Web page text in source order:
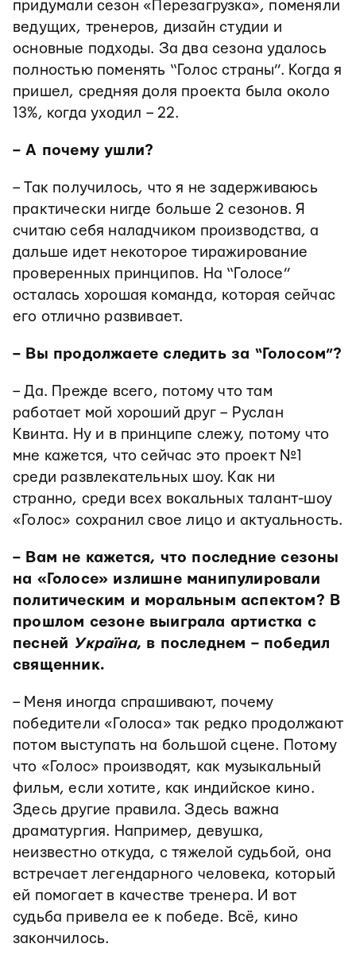
придумали сезон «Перезагрузка», поменяли
ведущих, тренеров, дизайн студии и
основные подходы. За два сезона удалось
полностью поменять “Голос страны”. Когда я
пришел, средняя доля проекта была около
13%, когда уходил – 22.
– А почему ушли?
– Так получилось, что я не задерживаюсь
практически нигде больше 2 сезонов. Я
считаю себя наладчиком производства, а
дальше идет некоторое тиражирование
проверенных принципов. На “Голосе”
осталась хорошая команда, которая сейчас
его отлично развивает.
– Вы продолжаете следить за “Голосом”?
– Да. Прежде всего, потому что там
работает мой хороший друг – Руслан
Квинта. Ну и в принципе слежу, потому что
мне кажется, что сейчас это проект №1
среди развлекательных шоу. Как ни
странно, среди всех вокальных талант-шоу
«Голос» сохранил свое лицо и актуальность.
– Вам не кажется, что последние сезоны
на «Голосе» излишне манипулировали
политическим и моральным аспектом? В
прошлом сезоне выиграла артистка с
песней Україна, в последнем – победил
священник.
– Меня иногда спрашивают, почему
победители «Голоса» так редко продолжают
потом выступать на большой сцене. Потому
что «Голос» производят, как музыкальный
фильм, если хотите, как индийское кино.
Здесь другие правила. Здесь важна
драматургия. Например, девушка,
неизвестно откуда, с тяжелой судьбой, она
встречает легендарного человека, который
ей помогает в качестве тренера. И вот
судьба привела ее к победе. Всё, кино
закончилось.